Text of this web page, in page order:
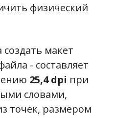
физический
макет
- составляет
25,4 dpi при
словами,
точек, размером